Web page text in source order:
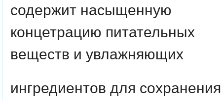
содержит насыщенную
концетрацию питательных
веществ и увлажняющих
ингредиентов для сохранения